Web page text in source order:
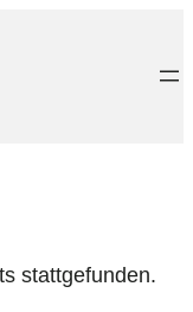
stattgefunden.